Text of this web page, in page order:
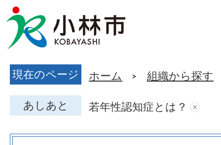
現在のページ ホーム 組織から探す
あしあと 若年性認知症とは？